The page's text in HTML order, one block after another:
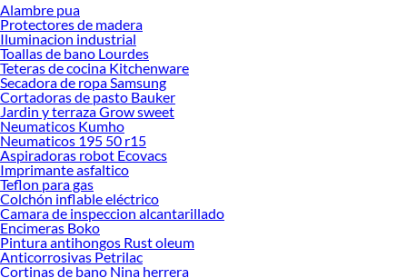
Alambre pua
Protectores de madera
Iluminacion industrial
Toallas de bano Lourdes
Teteras de cocina Kitchenware
Secadora de ropa Samsung
Cortadoras de pasto Bauker
Jardin y terraza Grow sweet
Neumaticos Kumho
Neumaticos 195 50 r15
Aspiradoras robot Ecovacs
Imprimante asfaltico
Teflon para gas
Colchón inflable eléctrico
Camara de inspeccion alcantarillado
Encimeras Boko
Pintura antihongos Rust oleum
Anticorrosivas Petrilac
Cortinas de bano Nina herrera